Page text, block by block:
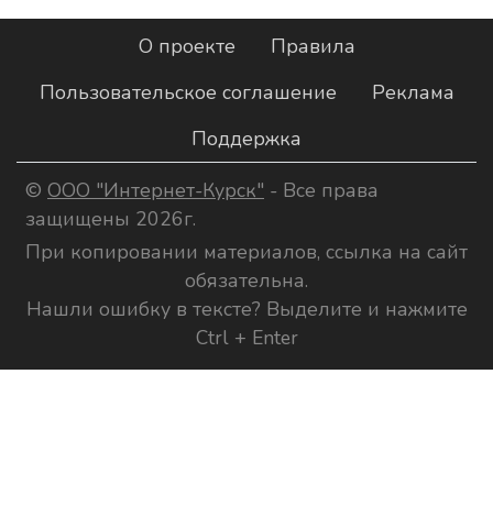
О проекте
Правила
Пользовательское соглашение
Реклама
Поддержка
© ООО "Интернет-Курск" - Все права
защищены 2026г.
При копировании материалов, ссылка на сайт
обязательна.
Нашли ошибку в тексте? Выделите и нажмите
Ctrl + Enter